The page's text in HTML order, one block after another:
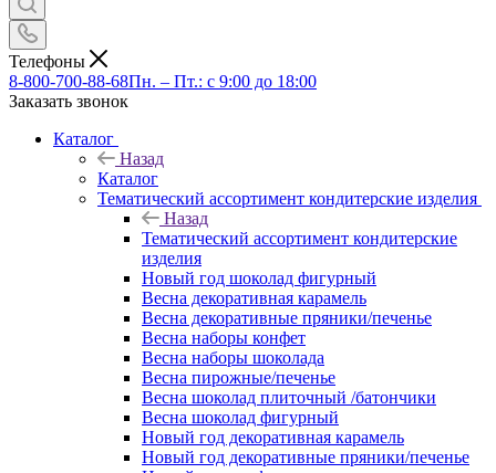
Телефоны
8-800-700-88-68Пн. – Пт.: с 9:00 до 18:00
Заказать звонок
Каталог
Назад
Каталог
Тематический ассортимент кондитерские изделия
Назад
Тематический ассортимент кондитерские
изделия
Новый год шоколад фигурный
Весна декоративная карамель
Весна декоративные пряники/печенье
Весна наборы конфет
Весна наборы шоколада
Весна пирожные/печенье
Весна шоколад плиточный /батончики
Весна шоколад фигурный
Новый год декоративная карамель
Новый год декоративные пряники/печенье